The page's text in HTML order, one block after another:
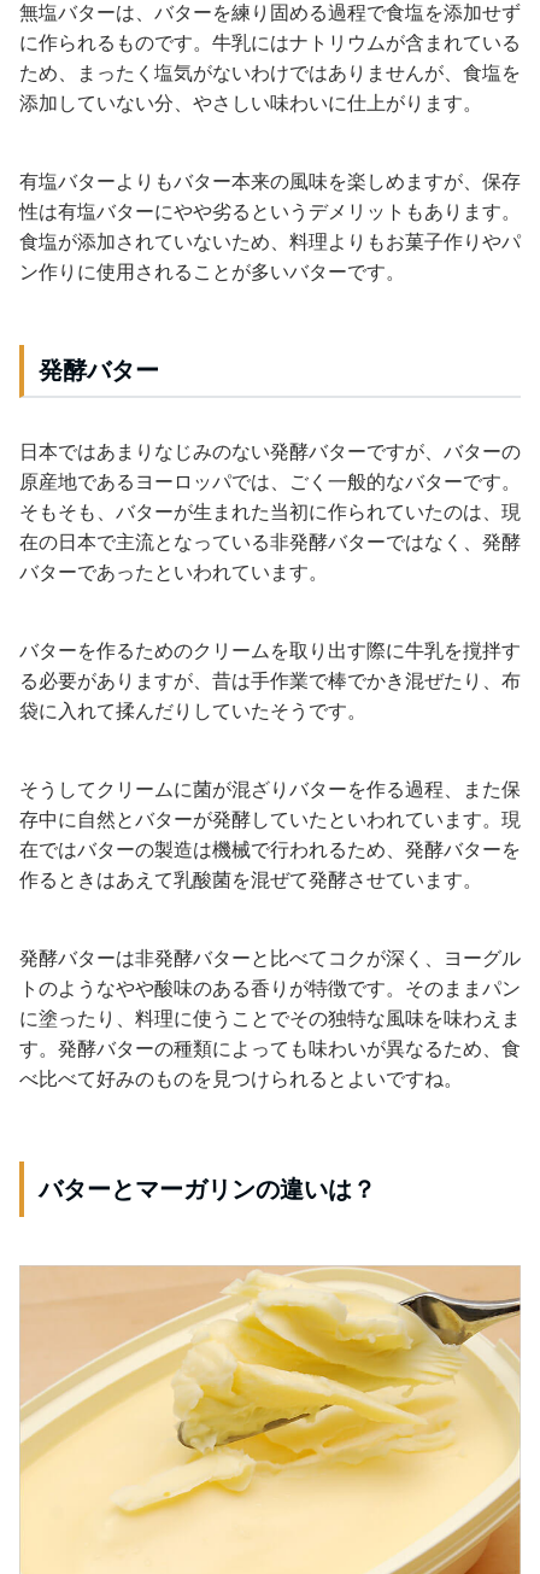
無塩バターは、バターを練り固める過程で食塩を添加せず
に作られるものです。牛乳にはナトリウムが含まれている
ため、まったく塩気がないわけではありませんが、食塩を
添加していない分、やさしい味わいに仕上がります。
有塩バターよりもバター本来の風味を楽しめますが、保存
性は有塩バターにやや劣るというデメリットもあります。
食塩が添加されていないため、料理よりもお菓子作りやパ
ン作りに使用されることが多いバターです。
発酵バター
日本ではあまりなじみのない発酵バターですが、バターの
原産地であるヨーロッパでは、ごく一般的なバターです。
そもそも、バターが生まれた当初に作られていたのは、現
在の日本で主流となっている非発酵バターではなく、発酵
バターであったといわれています。
バターを作るためのクリームを取り出す際に牛乳を撹拌す
る必要がありますが、昔は手作業で棒でかき混ぜたり、布
袋に入れて揉んだりしていたそうです。
そうしてクリームに菌が混ざりバターを作る過程、また保
存中に自然とバターが発酵していたといわれています。現
在ではバターの製造は機械で行われるため、発酵バターを
作るときはあえて乳酸菌を混ぜて発酵させています。
発酵バターは非発酵バターと比べてコクが深く、ヨーグル
トのようなやや酸味のある香りが特徴です。そのままパン
に塗ったり、料理に使うことでその独特な風味を味わえま
す。発酵バターの種類によっても味わいが異なるため、食
べ比べて好みのものを見つけられるとよいですね。
バターとマーガリンの違いは？